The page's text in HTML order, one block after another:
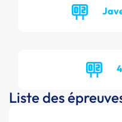
Liste des